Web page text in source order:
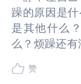
个拥抱；或
自己的节奏
读一些心理
自我关怀》
等。世界和
出去转一转
自己想做的
于自我成长
关系中成长
着你！我是
母所给予到
己所没有的
来比较自己
不痛苦都很
源于你的需
到自己的爱
的。也就是
己没有的，
很难。从感
需求，因为
躁的原因是
是其他什么
么？烦躁还有
帮助一点，
躁的原因是
是其他什么
么？烦躁还
点，哪怕关
赞